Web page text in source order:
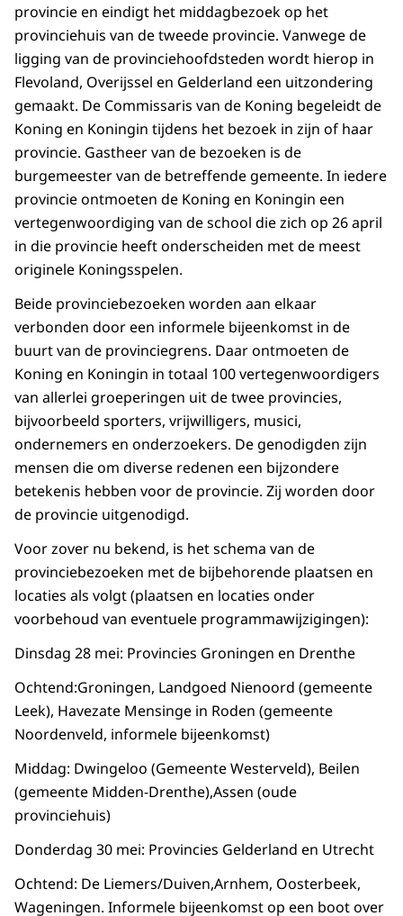
provincie en eindigt het middagbezoek op het
provinciehuis van de tweede provincie. Vanwege de
ligging van de provinciehoofdsteden wordt hierop in
Flevoland, Overijssel en Gelderland een uitzondering
gemaakt. De Commissaris van de Koning begeleidt de
Koning en Koningin tijdens het bezoek in zijn of haar
provincie. Gastheer van de bezoeken is de
burgemeester van de betreffende gemeente. In iedere
provincie ontmoeten de Koning en Koningin een
vertegenwoordiging van de school die zich op 26 april
in die provincie heeft onderscheiden met de meest
originele Koningsspelen.
Beide provinciebezoeken worden aan elkaar
verbonden door een informele bijeenkomst in de
buurt van de provinciegrens. Daar ontmoeten de
Koning en Koningin in totaal 100 vertegenwoordigers
van allerlei groeperingen uit de twee provincies,
bijvoorbeeld sporters, vrijwilligers, musici,
ondernemers en onderzoekers. De genodigden zijn
mensen die om diverse redenen een bijzondere
betekenis hebben voor de provincie. Zij worden door
de provincie uitgenodigd.
Voor zover nu bekend, is het schema van de
provinciebezoeken met de bijbehorende plaatsen en
locaties als volgt (plaatsen en locaties onder
voorbehoud van eventuele programmawijzigingen):
Dinsdag 28 mei: Provincies Groningen en Drenthe
Ochtend:Groningen, Landgoed Nienoord (gemeente
Leek), Havezate Mensinge in Roden (gemeente
Noordenveld, informele bijeenkomst)
Middag: Dwingeloo (Gemeente Westerveld), Beilen
(gemeente Midden-Drenthe),Assen (oude
provinciehuis)
Donderdag 30 mei: Provincies Gelderland en Utrecht
Ochtend: De Liemers/Duiven,Arnhem, Oosterbeek,
Wageningen. Informele bijeenkomst op een boot over